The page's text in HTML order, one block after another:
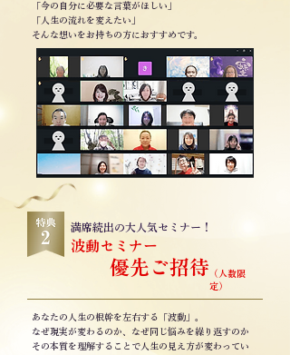
「今の自分に必要な言葉がほしい」
「人生の流れを変えたい」
そんな想いをお持ちの方におすすめです。
満席続出の大人気セミナー！
波動セミナー
優先ご招待 （人数限
定）
あなたの人生の根幹を左右する「波動」。
なぜ現実が変わるのか、なぜ同じ悩みを繰り返すのか
その本質を理解することで人生の見え方が変わってい